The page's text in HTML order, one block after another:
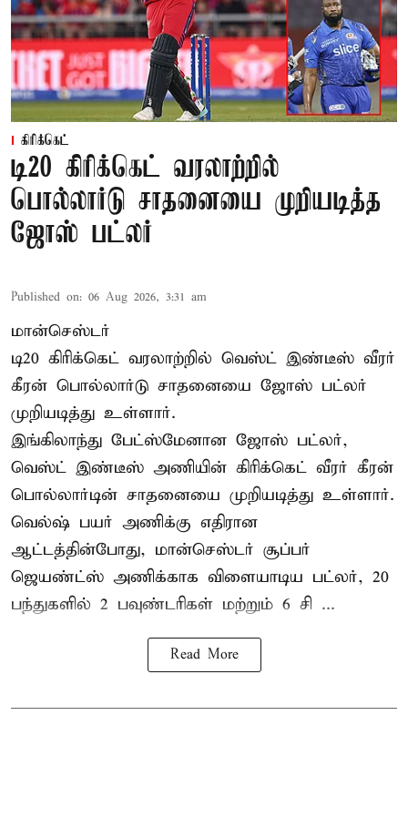
கிரிக்கெட்
டி20 கிரிக்கெட் வரலாற்றில்
பொல்லார்டு சாதனையை முறியடித்த
ஜோஸ் பட்லர்
Published on: 06 Aug 2026, 3:31 am
மான்செஸ்டர்
டி20 கிரிக்கெட் வரலாற்றில் வெஸ்ட் இண்டீஸ் வீரர்
கீரன் பொல்லார்டு சாதனையை ஜோஸ் பட்லர்
முறியடித்து உள்ளார்.
இங்கிலாந்து பேட்ஸ்மேனான ஜோஸ் பட்லர்,
வெஸ்ட் இண்டீஸ் அணியின் கிரிக்கெட் வீரர் கீரன்
பொல்லார்டின் சாதனையை முறியடித்து உள்ளார்.
வெல்ஷ் பயர் அணிக்கு எதிரான
ஆட்டத்தின்போது, மான்செஸ்டர் சூப்பர்
ஜெயண்ட்ஸ் அணிக்காக விளையாடிய பட்லர், 20
பந்துகளில் 2 பவுண்டரிகள் மற்றும் 6 சி ...
Read More